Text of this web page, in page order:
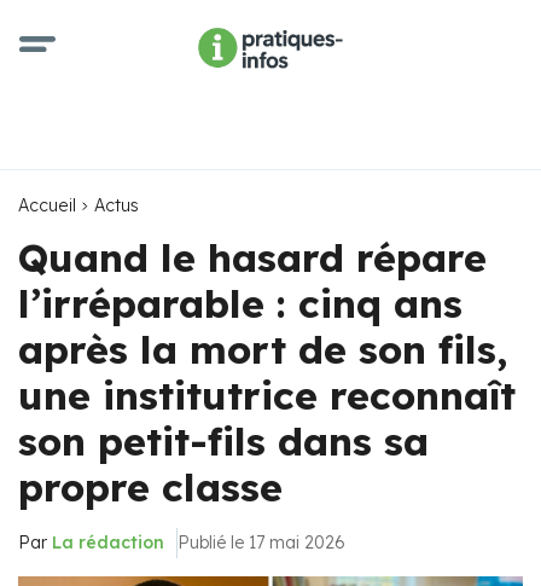
Accueil Actus
Quand le hasard répare
l’irréparable : cinq ans
après la mort de son fils,
une institutrice reconnaît
son petit-fils dans sa
propre classe
Par La rédaction Publié le 17 mai 2026